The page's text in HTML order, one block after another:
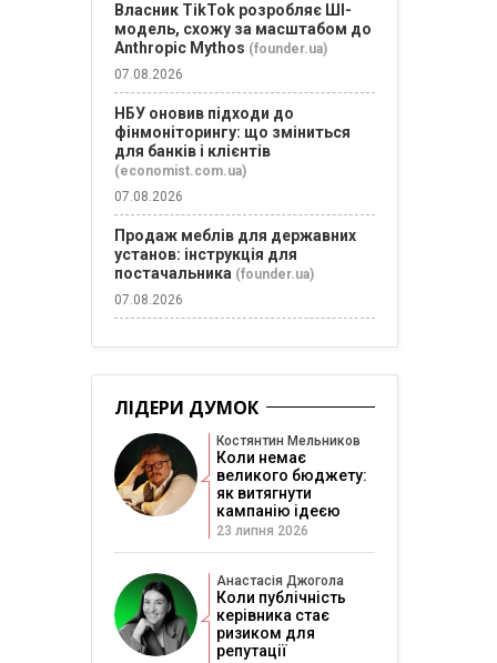
Власник TikTok розробляє ШІ-
модель, схожу за масштабом до
Anthropic Mythos (founder.ua)
07.08.2026
НБУ оновив підходи до
фінмоніторингу: що зміниться
для банків і клієнтів
(economist.com.ua)
07.08.2026
Продаж меблів для державних
установ: інструкція для
постачальника (founder.ua)
07.08.2026
ЛІДЕРИ ДУМОК
Костянтин Мельников
Коли немає
великого бюджету:
як витягнути
кампанію ідеєю
23 липня 2026
Анастасія Джогола
Коли публічність
керівника стає
ризиком для
репутації